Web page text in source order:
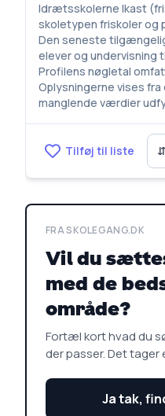
Idrætsskolerne Ikast
skoletypen friskoler og
Den seneste
elever og undervisning
Profilens nøgletal
Oplysningerne vises
manglende værdier
Tilføj til liste ⇵
FRA SKOLEGANG.DK
Vil du
med de
område?
Fortæl kort hvad du
der passer. Det tager
Ja tak,